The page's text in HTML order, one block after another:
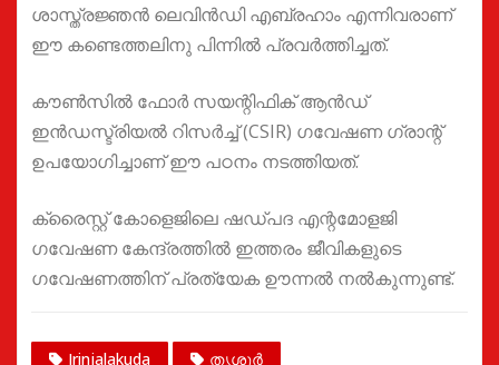
ശാസ്ത്രജ്ഞൻ ലെവിൻഡി എബ്രഹാം എന്നിവരാണ്
ഈ കണ്ടെത്തലിനു പിന്നിൽ പ്രവർത്തിച്ചത്.
കൗൺസിൽ ഫോർ സയന്റിഫിക് ആൻഡ്
ഇൻഡസ്ട്രിയൽ റിസർച്ച് (CSIR) ഗവേഷണ ഗ്രാന്റ്
ഉപയോഗിച്ചാണ് ഈ പഠനം നടത്തിയത്.
ക്രൈസ്റ്റ് കോളെജിലെ ഷഡ്‌പദ എന്റമോളജി
ഗവേഷണ കേന്ദ്രത്തിൽ ഇത്തരം ജീവികളുടെ
ഗവേഷണത്തിന് പ്രത്യേക ഊന്നൽ നൽകുന്നുണ്ട്.
Irinjalakuda തൃശൂർ